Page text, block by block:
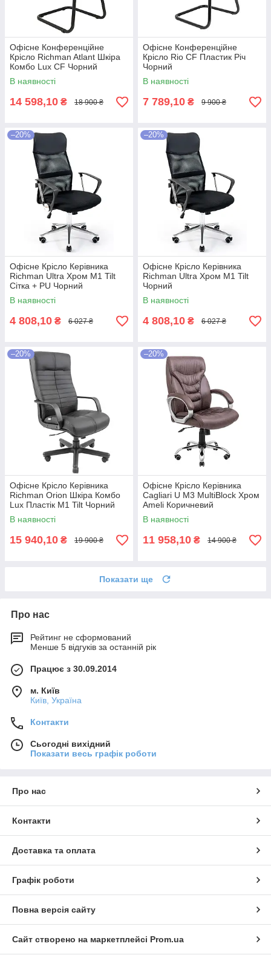
Офісне Конференційне
Крісло Richman Atlant Шкіра
Комбо Lux CF Чорний
В наявності
14 598,10 ₴ 18 900 ₴
Офісне Конференційне
Крісло Rio CF Пластик Річ
Чорний
В наявності
7 789,10 ₴ 9 900 ₴
–20%
Офісне Крісло Керівника
Richman Ultra Хром М1 Tilt
Сітка + PU Чорний
В наявності
4 808,10 ₴ 6 027 ₴
–20%
Офісне Крісло Керівника
Richman Ultra Хром М1 Tilt
Чорний
В наявності
4 808,10 ₴ 6 027 ₴
–20%
Офісне Крісло Керівника
Richman Orion Шкіра Комбо
Lux Пластік М1 Tilt Чорний
В наявності
15 940,10 ₴ 19 900 ₴
–20%
Офісне Крісло Керівника
Cagliari U М3 MultiBlock Хром
Ameli Коричневий
В наявності
11 958,10 ₴ 14 900 ₴
Показати ще
Про нас
Рейтинг не сформований
Менше 5 відгуків за останній рік
Працює з 30.09.2014
м. Київ
Київ, Україна
Контакти
Сьогодні вихідний
Показати весь графік роботи
Про нас
Контакти
Доставка та оплата
Графік роботи
Повна версія сайту
Сайт створено на маркетплейсі Prom.ua